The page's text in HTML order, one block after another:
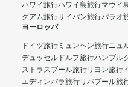
ハワイ旅行ハワイ島旅行マウイ
グアム旅行サイパン旅行パラオ
ヨーロッパ
ドイツ旅行 ミュンヘン旅行ニュ
デュッセルドルフ旅行ハンブル
ストラスブール旅行リヨン旅行
エディンバラ旅行リバプール旅